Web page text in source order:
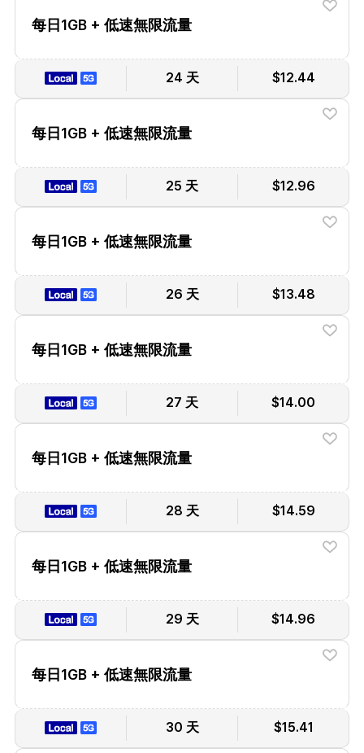
每日1GB + 低速無限流量
24 天 $12.44
每日1GB + 低速無限流量
25 天 $12.96
每日1GB + 低速無限流量
26 天 $13.48
每日1GB + 低速無限流量
27 天 $14.00
每日1GB + 低速無限流量
28 天 $14.59
每日1GB + 低速無限流量
29 天 $14.96
每日1GB + 低速無限流量
30 天 $15.41